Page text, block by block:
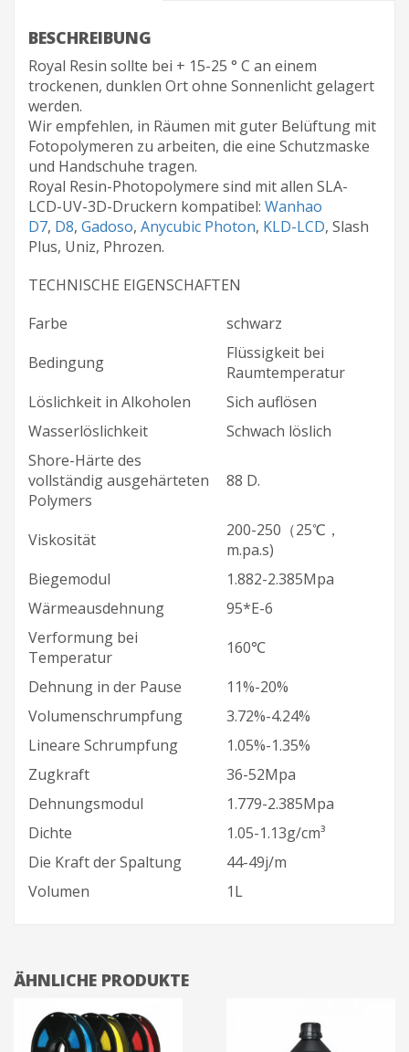
BESCHREIBUNG
Royal Resin sollte bei + 15-25 ° C an einem
trockenen, dunklen Ort ohne Sonnenlicht gelagert
werden.
Wir empfehlen, in Räumen mit guter Belüftung mit
Fotopolymeren zu arbeiten, die eine Schutzmaske
und Handschuhe tragen.
Royal Resin-Photopolymere sind mit allen SLA-
LCD-UV-3D-Druckern kompatibel: Wanhao
D7, D8, Gadoso, Anycubic Photon, KLD-LCD, Slash
Plus, Uniz, Phrozen.
TECHNISCHE EIGENSCHAFTEN
Farbe
schwarz
Bedingung
Flüssigkeit bei
Raumtemperatur
Löslichkeit in Alkoholen
Sich auflösen
Wasserlöslichkeit
Schwach löslich
Shore-Härte des
vollständig ausgehärteten
Polymers
88 D.
Viskosität
200-250（25℃，
m.pa.s)
Biegemodul
1.882-2.385Mpa
Wärmeausdehnung
95*E-6
Verformung bei
Temperatur
160℃
Dehnung in der Pause
11%-20%
Volumenschrumpfung
3.72%-4.24%
Lineare Schrumpfung
1.05%-1.35%
Zugkraft
36-52Mpa
Dehnungsmodul
1.779-2.385Mpa
Dichte
1.05-1.13g/cm³
Die Kraft der Spaltung
44-49j/m
Volumen
1L
ÄHNLICHE PRODUKTE